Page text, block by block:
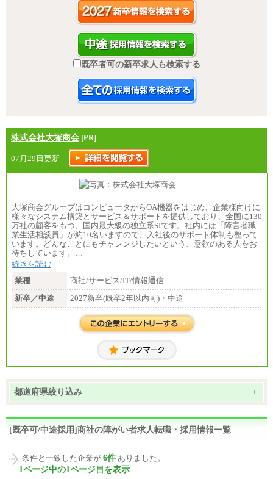
既卒者可の新卒求人も検索する
株式会社大塚商会 [PR]
07月29日更新
大塚商会グループはコンピュータからOA機器をはじめ、企業様向けに
様々なシステム構築とサービス＆サポートを提供しており、全国に130
万社の顧客をもつ、国内最大級の独立系SIです。社内には「障害者職
業生活相談員」が約10名いますので、入社後のサポート体制も整って
います。どんなことにもチャレンジしたいという、意欲のある人をお
待ちしています。…
続きを読む
業種
商社/サービス/IT/情報通信
新卒／中途
2027新卒(既卒2年以内可)・中途
都道府県絞り込み +
[既卒可/中途採用]商社の障がい者求人転職・採用情報一覧
条件と一致した企業が 6件 ありました。
1ページ中の1ページ目を表示